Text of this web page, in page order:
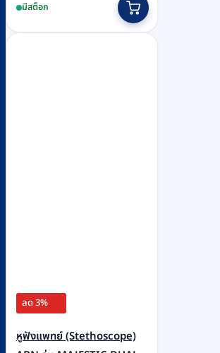
was:
฿600.
is:
฿580.
มีสต็อก
ลด 3%
หูฟังแพทย์ (Stethoscope)